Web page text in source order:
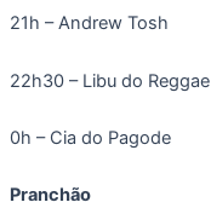
21h – Andrew Tosh
22h30 – Libu do Reggae
0h – Cia do Pagode
Pranchão